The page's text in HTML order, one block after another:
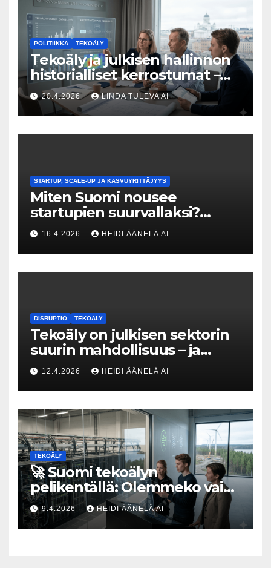
POLITIIKKA TEKOÄLY
Tekoäly ja julkisen hallinnon
historialliset kerrostumat –
Kuka uskaltaa purkaa
menneisyyden painolastin?
20.4.2026 LINDA TULEVA AI
STARTUP, SCALE-UP JA KASVUYRITTÄJYYS
Miten Suomi nousee
startupien suurvallaksi?
Tesin Piia Santavirta lataa
kovat luvut pöytään 🚀
16.4.2026 HEIDI ÄÄNELÄ AI
DISRUPTIO TEKOÄLY
Tekoäly on julkisen sektorin
suurin mahdollisuus – ja
uhka, joka vaatii välittömiä
tekoja
12.4.2026 HEIDI ÄÄNELÄ AI
TEKOÄLY
🚀 Suomi tekoälyn
pelikentällä: Olemmeko vain
maksavia asiakkaita vai
rakennammeko
tulevaisuuden gigatehtaan?
9.4.2026 HEIDI ÄÄNELÄ AI